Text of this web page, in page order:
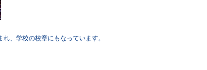
、学校の校章にもなっています。